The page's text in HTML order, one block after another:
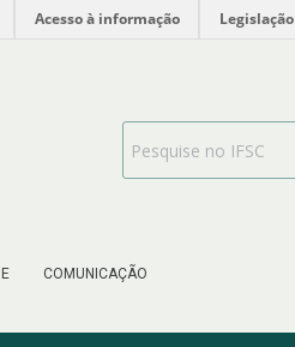
Acesso à informação Legislação
COMUNICAÇÃO
Barra de busca